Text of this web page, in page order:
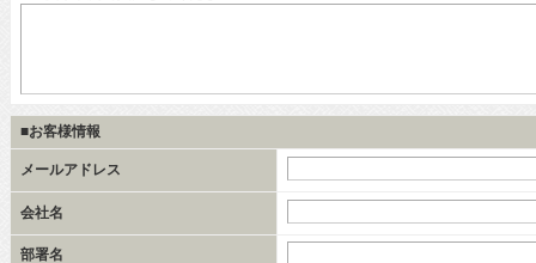
■お客様情報
メールアドレス
会社名
部署名